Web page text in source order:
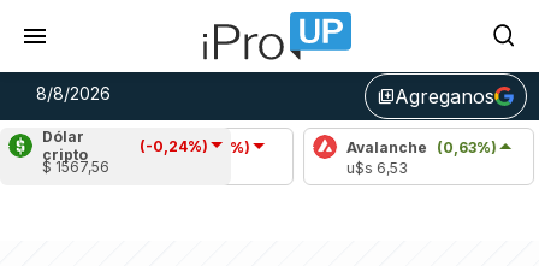
8/8/2026 library_addAgreganos
Dólar
cripto
(-0,24%)
$ 1567,56
Cardano
(-0,68%)
u$s 0,20
Avalanche (0,63%)